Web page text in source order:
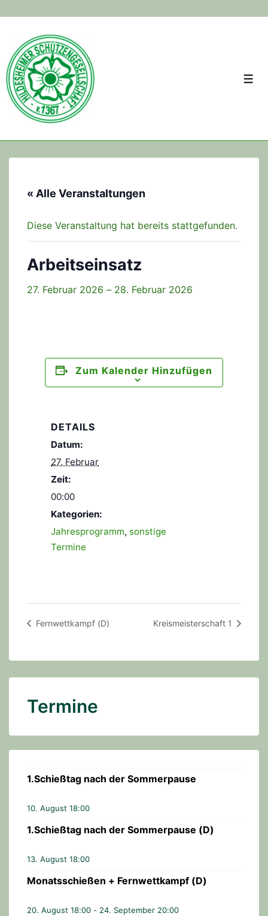
Main
Content
« Alle Veranstaltungen
Diese Veranstaltung hat bereits stattgefunden.
Arbeitseinsatz
27. Februar 2026 – 28. Februar 2026
Zum Kalender Hinzufügen
DETAILS
Datum:
27. Februar
Zeit:
00:00
Kategorien:
Jahresprogramm, sonstige
Termine
Fernwettkampf (D) Kreismeisterschaft 1
Termine
1.Schießtag nach der Sommerpause
10. August 18:00
1.Schießtag nach der Sommerpause (D)
13. August 18:00
Monatsschießen + Fernwettkampf (D)
20. August 18:00 - 24. September 20:00